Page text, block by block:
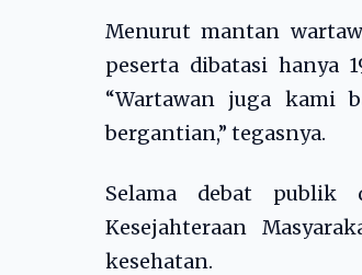
Menurut mantan
peserta dibatasi hanya
“Wartawan juga kami
bergantian,” tegasnya.
Selama debat publik
Kesejahteraan
kesehatan.